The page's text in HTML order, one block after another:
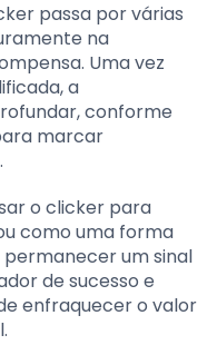
passa por várias
na
Uma vez
a
conforme
marcar
o clicker para
como uma forma
um sinal
de sucesso e
enfraquecer o valor